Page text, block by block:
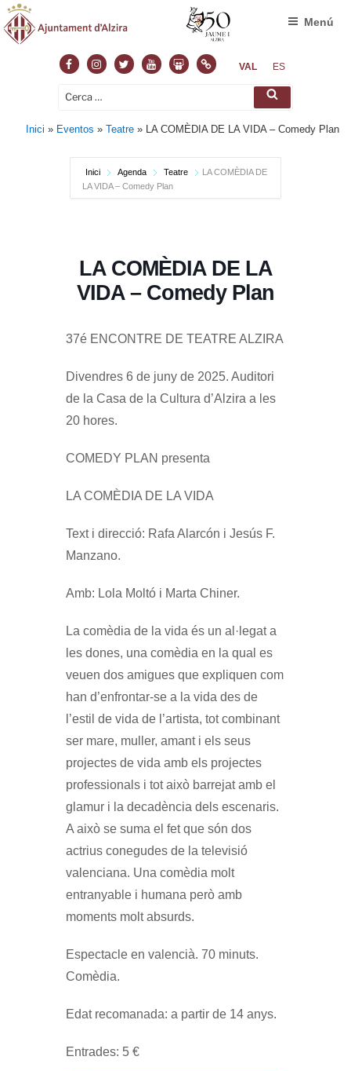
FacebookInstagram
TwitterYoutubeSlideshare
NormasVAL ES
Cerca: Cerca
Menú
Inici » Eventos »Teatre » LA COMÈDIA DE LA VIDA – Comedy Plan
Inici Agenda Teatre
LA COMÈDIA DE
LA VIDA – Comedy Plan
LA COMÈDIA DE LA
VIDA – Comedy Plan
37é ENCONTRE DE TEATRE ALZIRA
Divendres 6 de juny de 2025. Auditori
de la Casa de la Cultura d’Alzira a les
20 hores.
COMEDY PLAN presenta
LA COMÈDIA DE LA VIDA
Text i direcció: Rafa Alarcón i Jesús F.
Manzano.
Amb: Lola Moltó i Marta Chiner.
La comèdia de la vida és un al·legat a
les dones, una comèdia en la qual es
veuen dos amigues que expliquen com
han d’enfrontar-se a la vida des de
l’estil de vida de l’artista, tot combinant
ser mare, muller, amant i els seus
projectes de vida amb els projectes
professionals i tot això barrejat amb el
glamur i la decadència dels escenaris.
A això se suma el fet que són dos
actrius conegudes de la televisió
valenciana. Una comèdia molt
entranyable i humana però amb
moments molt absurds.
Espectacle en valencià. 70 minuts.
Comèdia.
Edat recomanada: a partir de 14 anys.
Entrades: 5 €